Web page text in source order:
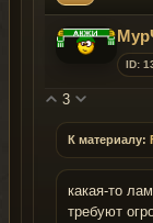
ID:
3
К материалу:
какая-то
требуют